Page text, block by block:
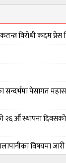
आवश्यकता
विरोधी कदम प्रेस
पेसागत
औँ स्थापना दिवसको
विषयमा जारी